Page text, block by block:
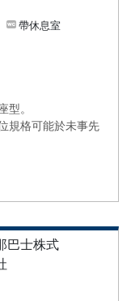
帶休息室
。
規格可能於未事先
巴士株式